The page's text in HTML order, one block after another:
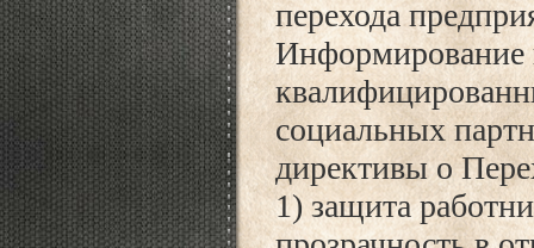
перехода
Информирование
социальных
директивы о
1) защита